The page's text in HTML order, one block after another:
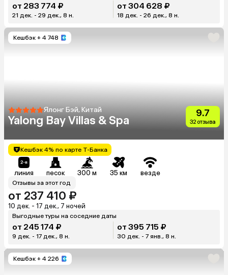
от 283 774 ₽
21 дек. - 29 дек., 8 н.
от 304 628 ₽
18 дек. - 26 дек., 8 н.
Кешбэк + 4 748
Ялонг Бэй, Китай
Yalong Bay Villas & Spa
9.7
32 отзыва
Кешбэк 4% по карте Т-Банка
линия песок 300 м 35 км везде
Отзывы за этот год
от 237 410 ₽
10 дек. - 17 дек., 7 ночей
Выгодные туры на соседние даты
от 245 174 ₽
9 дек. - 17 дек., 8 н.
от 395 715 ₽
30 дек. - 7 янв., 8 н.
Кешбэк + 4 226